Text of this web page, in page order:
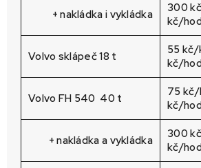
+ nakládka i vykládka
300
kč/
Volvo sklápeč 18 t
55 kč/
kč/
Volvo FH 540 40 t
75 kč/
kč/
+ nakládka a vykládka
300
kč/